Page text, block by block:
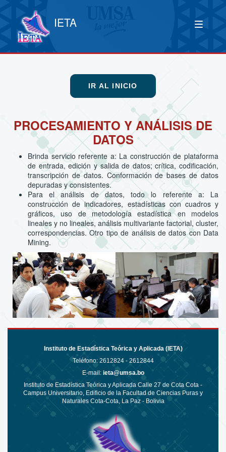
IETA
IR AL INICIO
PROCESAMIENTO Y ANÁLISIS DE
DATOS
Brinda servicio referente a: La construcción de plataforma
de entrada, edición y salida de datos; crítica, codificación,
transcripción de datos. Conformación de bases de datos
depuradas y consistentes.
Para el análisis de datos, todo lo referente a: La
construcción de indicadores, estadísticas con cuadros y
gráficos, uso de metodología estadística en modelos
lineales y no lineales, análisis multivariante factorial, cluster,
correspondencias. Otro tipo de análisis de datos con Data
Mining.
Instituto de Estadística Teórica y Aplicada (IETA)
Teléfono: 2612824 - 2612844
E-mail: ieta@umsa.bo
Instituto de Estadística Teórica y Aplicada Calle 27 de Cota Cota -
Campus Universitario, Edificio de la Facultad de Ciencias Puras y
Naturales Cota-Cota, La Paz - Bolivia